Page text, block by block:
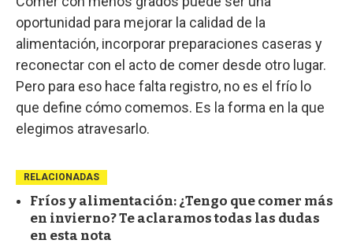
oportunidad para mejorar la calidad de la
alimentación, incorporar preparaciones caseras y
reconectar con el acto de comer desde otro lugar.
Pero para eso hace falta registro, no es el frío lo
que define cómo comemos. Es la forma en la que
elegimos atravesarlo.
RELACIONADAS
Fríos y alimentación: ¿Tengo que comer más
en invierno? Te aclaramos todas las dudas
en esta nota